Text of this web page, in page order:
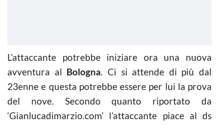
L’attaccante potrebbe iniziare ora una nuova
avventura al Bologna. Ci si attende di più dal
23enne e questa potrebbe essere per lui la prova
del nove. Secondo quanto riportato da
‘Gianlucadimarzio.com’ l’attaccante piace al ds